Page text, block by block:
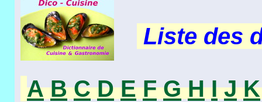
Liste des
A B C D E F G H I J K